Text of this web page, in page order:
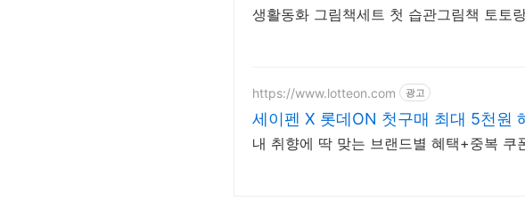
생활동화 그림책세트 첫 습관그림책 토토
https://www.lotteon.com 광고
세이펜 X 롯데ON 첫구매 최대 5천원
내 취향에 딱 맞는 브랜드별 혜택+중복 쿠